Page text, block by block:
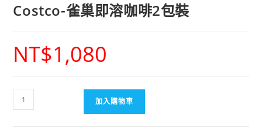
Costco-雀巢即溶咖啡2包裝
NT$1,080
加入購物車